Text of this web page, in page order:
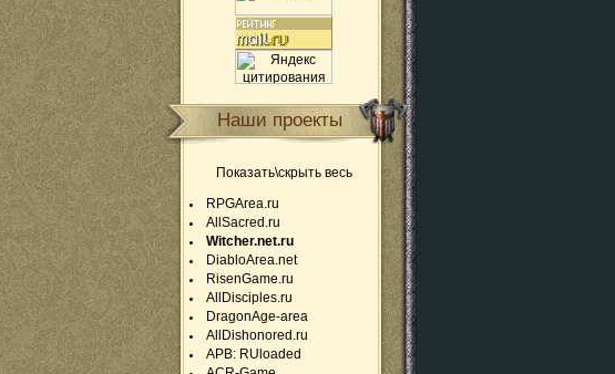
Наши проекты
Показать\скрыть весь
RPGArea.ru
AllSacred.ru
Witcher.net.ru
DiabloArea.net
RisenGame.ru
AllDisciples.ru
DragonAge-area
AllDishonored.ru
APB: RUloaded